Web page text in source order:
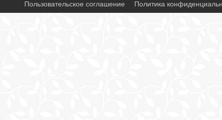
Пользовательское соглашение Политика